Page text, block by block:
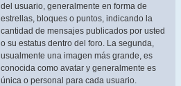
del usuario, generalmente en forma de
estrellas, bloques o puntos, indicando la
cantidad de mensajes publicados por usted
o su estatus dentro del foro. La segunda,
usualmente una imagen más grande, es
conocida como avatar y generalmente es
única o personal para cada usuario.